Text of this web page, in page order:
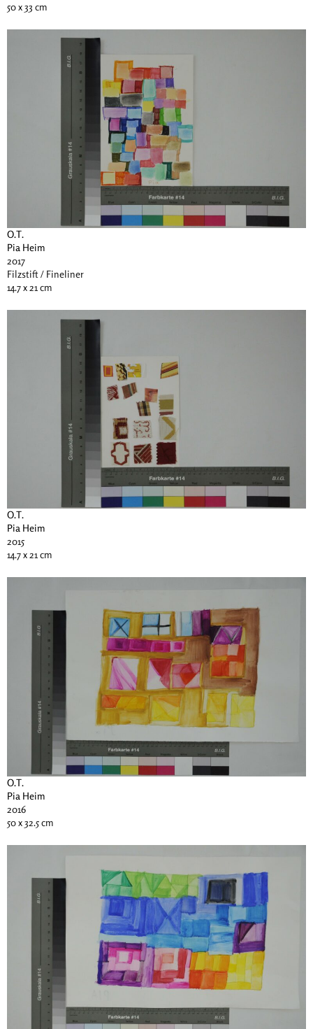
50 x 33 cm
O.T.
Pia Heim
2017
Filzstift / Fineliner
14.7 x 21 cm
O.T.
Pia Heim
2015
14.7 x 21 cm
O.T.
Pia Heim
2016
50 x 32.5 cm